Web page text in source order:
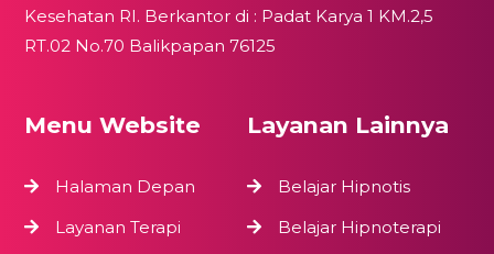
Kesehatan RI. Berkantor di : Padat Karya 1 KM.2,5
RT.02 No.70 Balikpapan 76125
Menu Website
Halaman Depan
Layanan Terapi
Layanan Lainnya
Belajar Hipnotis
Belajar Hipnoterapi